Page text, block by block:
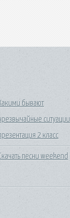
бывают
ситуации
2 класс
песни weekend